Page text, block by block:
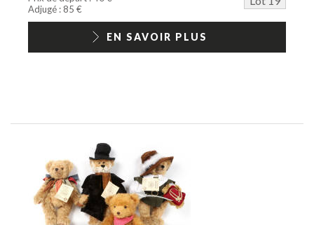
Adjugé : 85 €
EN SAVOIR PLUS